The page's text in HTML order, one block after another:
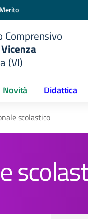
Comprensivo
(VI)
Novità Didattica
scolastico